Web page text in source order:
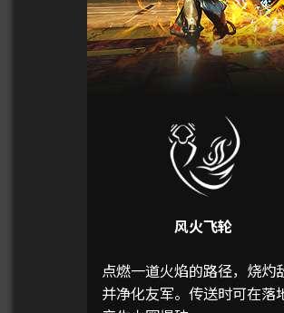
风火飞轮
点燃一道火焰的路径，烧灼
并净化友军。传送时可在落